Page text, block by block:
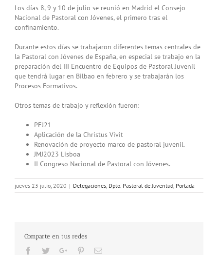
Los días 8, 9 y 10 de julio se reunió en Madrid el Consejo
Nacional de Pastoral con Jóvenes, el primero tras el
confinamiento.
Durante estos días se trabajaron diferentes temas centrales de
la Pastoral con Jóvenes de España, en especial se trabajo en la
preparación del III Encuentro de Equipos de Pastoral Juvenil
que tendrá lugar en Bilbao en febrero y se trabajarán los
Procesos Formativos.
Otros temas de trabajo y reflexión fueron:
PEJ21
Aplicación de la Christus Vivit
Renovación de proyecto marco de pastoral juvenil.
JMJ2023 Lisboa
II Congreso Nacional de Pastoral con Jóvenes.
jueves 23 julio, 2020 | Delegaciones, Dpto. Pastoral de Juventud, Portada
Comparte en tus redes
Facebook
TwitterGoogle+PinterestEmail